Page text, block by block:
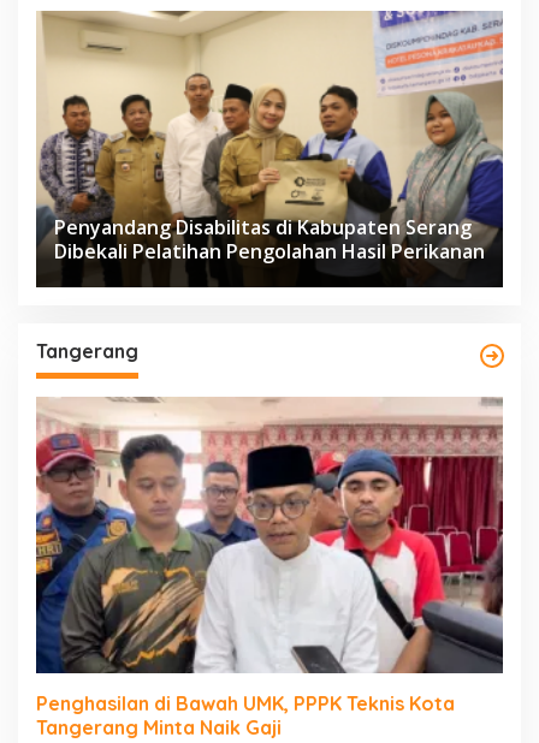
Penyandang Disabilitas di Kabupaten Serang
Dibekali Pelatihan Pengolahan Hasil Perikanan
Tangerang
Penghasilan di Bawah UMK, PPPK Teknis Kota
Tangerang Minta Naik Gaji